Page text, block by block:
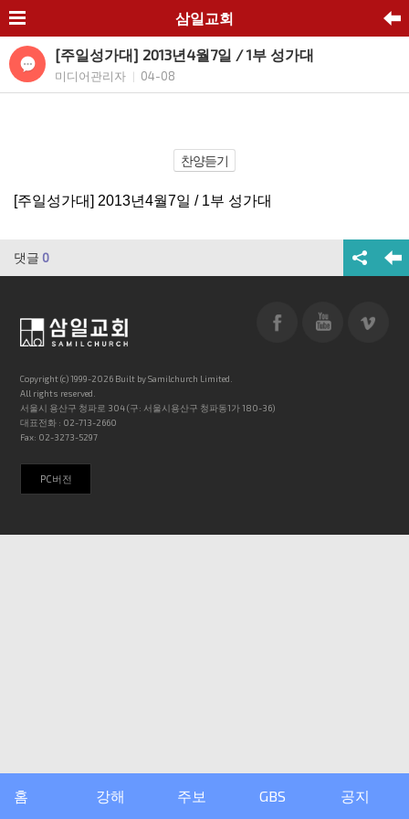
삼일교회
[주일성가대] 2013년4월7일 / 1부 성가대
미디어관리자 04-08
찬양듣기
[주일성가대] 2013년4월7일 / 1부 성가대
댓글 0
홈 강해 주보 GBS 공지
Copyright (c) 1999-2026 Built by Samilchurch Limited.
All rights reserved.
서울시 용산구 청파로 304 (구: 서울시용산구 청파동1가 180-36)
대표전화 : 02-713-2660
Fax: 02-3273-5297
PC버전